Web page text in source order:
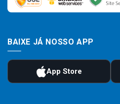
BAIXE JÁ NOSSO APP